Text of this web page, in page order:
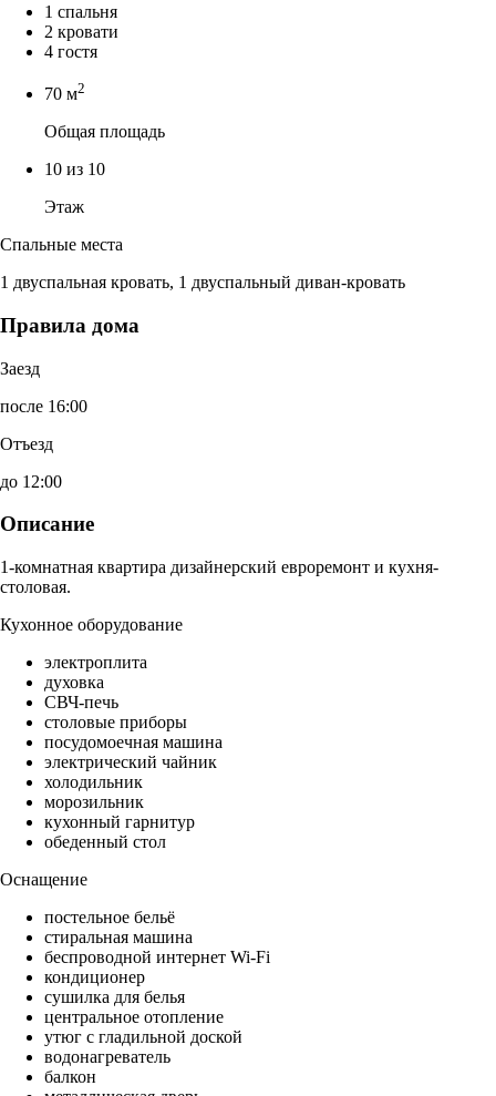
1 спальня
2 кровати
4 гостя
70 м2
Общая площадь
10 из 10
Этаж
Спальные места
1 двуспальная кровать, 1 двуспальный диван-кровать
Правила дома
Заезд
после 16:00
Отъезд
до 12:00
Описание
1-комнатная квартира дизайнерский евроремонт и кухня-
столовая.
Кухонное оборудование
электроплита
духовка
СВЧ-печь
столовые приборы
посудомоечная машина
электрический чайник
холодильник
морозильник
кухонный гарнитур
обеденный стол
Оснащение
постельное бельё
стиральная машина
беспроводной интернет Wi-Fi
кондиционер
сушилка для белья
центральное отопление
утюг с гладильной доской
водонагреватель
балкон